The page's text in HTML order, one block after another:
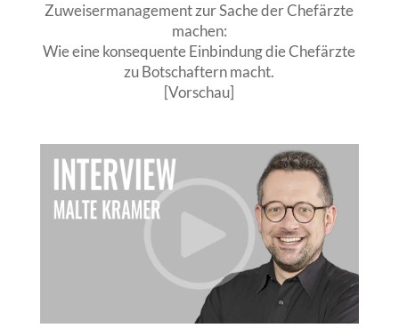
Zuweisermanagement zur Sache der Chefärzte
machen:
Wie eine konsequente Einbindung die Chefärzte
zu Botschaftern macht.
[Vorschau]